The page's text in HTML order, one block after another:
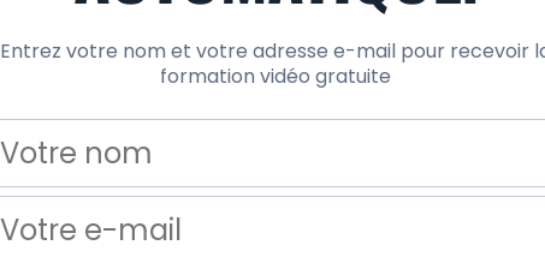
Entrez votre nom et votre adresse e-mail pour recevoir
formation vidéo gratuite